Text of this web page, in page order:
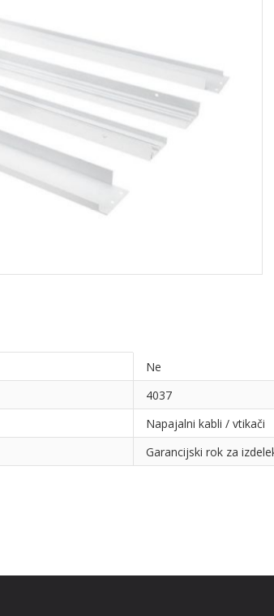
Ne
4037
Napajalni kabli / vtikači
Garancijski rok za